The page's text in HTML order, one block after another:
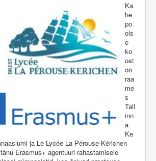
Ka
he
po
ols
e
ko
ost
öö
raa
me
s
Tall
inn
a
Ke
ja Le Lycée La Pérouse-Kérichen
Erasmus+ agentuuri rahastamisele